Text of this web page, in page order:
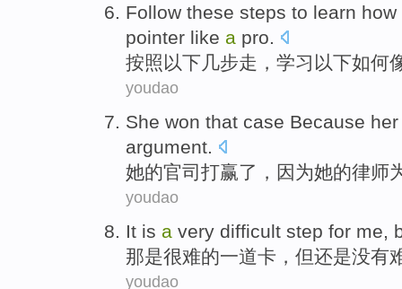
Follow these steps to learn how
pointer like a pro.
按照 以下 几步走， 学习 以下如何
youdao
She won that case Because her
argument.
她的官司 打赢了 ， 因为她的律师
youdao
It is a very difficult step for me
那是很难的一道卡 ， 但还是没有
youdao